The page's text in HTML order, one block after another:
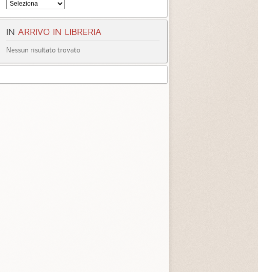
IN ARRIVO IN LIBRERIA
Nessun risultato trovato